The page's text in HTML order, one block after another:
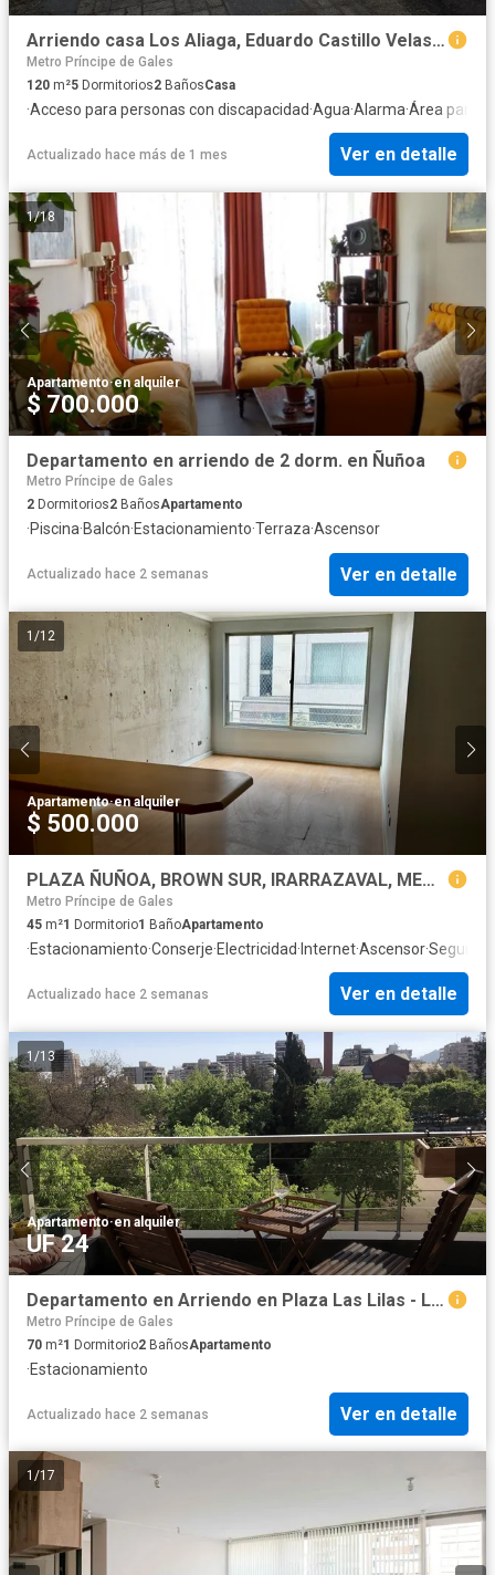
Arriendo casa Los Aliaga, Eduardo Castillo Velasco.- Ñuñoa
Metro Príncipe de Gales
120 m²5 Dormitorios2 BañosCasa
·Acceso para personas con discapacidad·Agua·Alarma·Área para
Actualizado hace más de 1 mes Ver en detalle
1/18
Apartamento·en alquiler
$ 700.000
Departamento en arriendo de 2 dorm. en Ñuñoa
Metro Príncipe de Gales
2 Dormitorios2 BañosApartamento
·Piscina·Balcón·Estacionamiento·Terraza·Ascensor
Actualizado hace 2 semanas Ver en detalle
1 /12
Apartamento·en alquiler
$ 500.000
PLAZA ÑUÑOA, BROWN SUR, IRARRAZAVAL, METRO 1D 1B
Metro Príncipe de Gales
45 m²1 Dormitorio1 BañoApartamento
·Estacionamiento·Conserje·Electricidad· Internet·Ascensor·
Actualizado hace 2 semanas Ver en detalle
1 /13
Apartamento·en alquiler
UF 24
Departamento en Arriendo en Plaza Las Lilas - Loreto Causiño
Metro Príncipe de Gales
70 m²1 Dormitorio2 BañosApartamento
·Estacionamiento
Actualizado hace 2 semanas Ver en detalle
1 /17